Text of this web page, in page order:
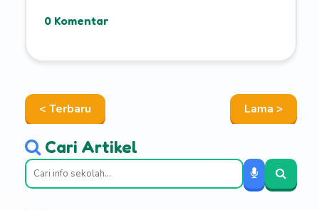
0 Komentar
< Terbaru Lama >
Cari Artikel